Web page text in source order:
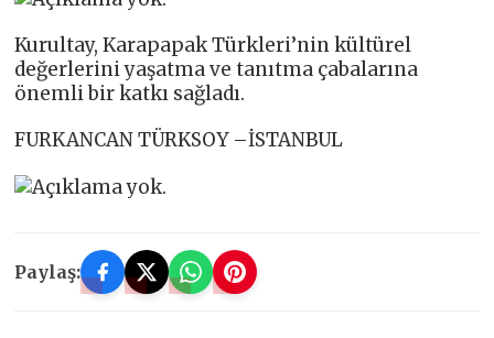
Kurultay, Karapapak Türkleri’nin kültürel
değerlerini yaşatma ve tanıtma çabalarına
önemli bir katkı sağladı.
FURKANCAN TÜRKSOY –İSTANBUL
Paylaş: